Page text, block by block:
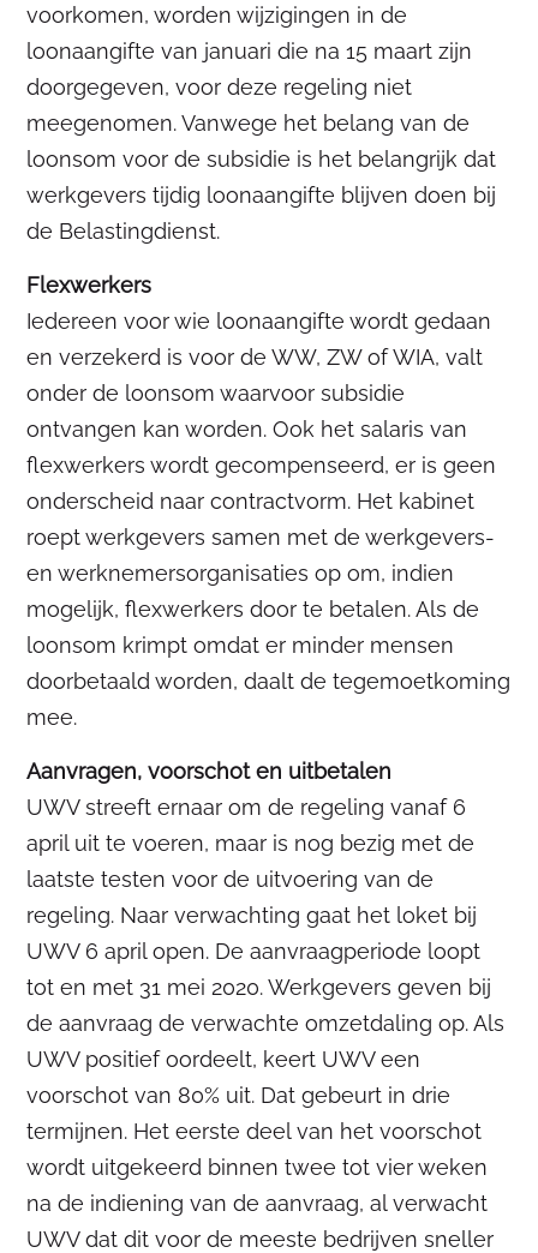
voorkomen, worden wijzigingen in de
loonaangifte van januari die na 15 maart zijn
doorgegeven, voor deze regeling niet
meegenomen. Vanwege het belang van de
loonsom voor de subsidie is het belangrijk dat
werkgevers tijdig loonaangifte blijven doen bij
de Belastingdienst.
Flexwerkers
Iedereen voor wie loonaangifte wordt gedaan
en verzekerd is voor de WW, ZW of WIA, valt
onder de loonsom waarvoor subsidie
ontvangen kan worden. Ook het salaris van
flexwerkers wordt gecompenseerd, er is geen
onderscheid naar contractvorm. Het kabinet
roept werkgevers samen met de werkgevers-
en werknemersorganisaties op om, indien
mogelijk, flexwerkers door te betalen. Als de
loonsom krimpt omdat er minder mensen
doorbetaald worden, daalt de tegemoetkoming
mee.
Aanvragen, voorschot en uitbetalen
UWV streeft ernaar om de regeling vanaf 6
april uit te voeren, maar is nog bezig met de
laatste testen voor de uitvoering van de
regeling. Naar verwachting gaat het loket bij
UWV 6 april open. De aanvraagperiode loopt
tot en met 31 mei 2020. Werkgevers geven bij
de aanvraag de verwachte omzetdaling op. Als
UWV positief oordeelt, keert UWV een
voorschot van 80% uit. Dat gebeurt in drie
termijnen. Het eerste deel van het voorschot
wordt uitgekeerd binnen twee tot vier weken
na de indiening van de aanvraag, al verwacht
UWV dat dit voor de meeste bedrijven sneller